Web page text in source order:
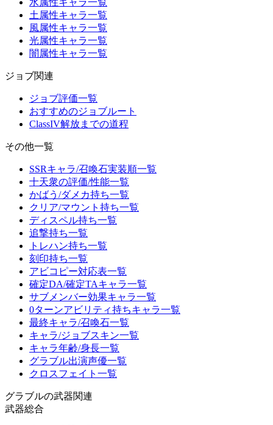
水属性キャラ一覧
土属性キャラ一覧
風属性キャラ一覧
光属性キャラ一覧
闇属性キャラ一覧
ジョブ関連
ジョブ評価一覧
おすすめのジョブルート
ClassIV解放までの道程
その他一覧
SSRキャラ/召喚石実装順一覧
十天衆の評価/性能一覧
かばう/ダメカ持ち一覧
クリア/マウント持ち一覧
ディスペル持ち一覧
追撃持ち一覧
トレハン持ち一覧
刻印持ち一覧
アビコピー対応表一覧
確定DA/確定TAキャラ一覧
サブメンバー効果キャラ一覧
0ターンアビリティ持ちキャラ一覧
最終キャラ/召喚石一覧
キャラ/ジョブスキン一覧
キャラ年齢/身長一覧
グラブル出演声優一覧
クロスフェイト一覧
グラブルの武器関連
武器総合